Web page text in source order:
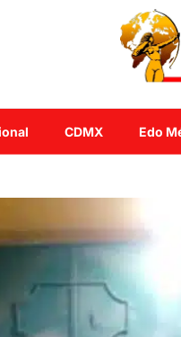
CDMX Edo